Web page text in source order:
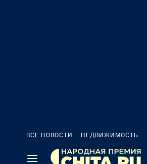
ВСЕ НОВОСТИ НЕДВИЖИМОСТЬ